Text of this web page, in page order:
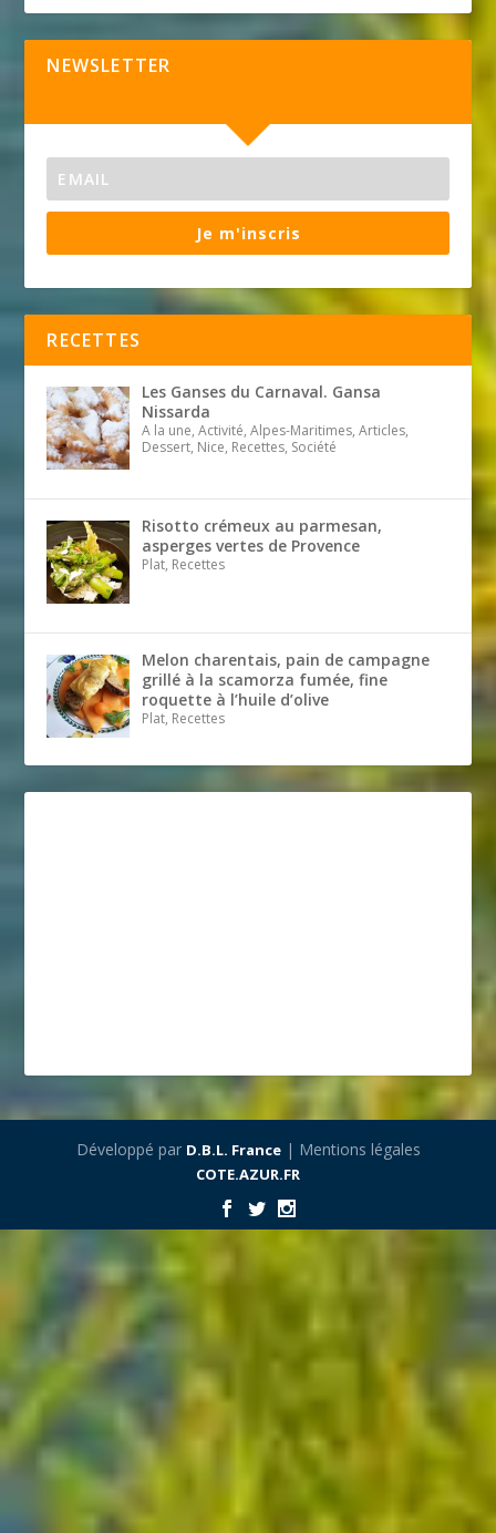
NEWSLETTER
Je m'inscris
RECETTES
Les Ganses du Carnaval. Gansa
Nissarda
A la une, Activité, Alpes-Maritimes, Articles,
Dessert, Nice, Recettes, Société
Risotto crémeux au parmesan,
asperges vertes de Provence
Plat, Recettes
Melon charentais, pain de campagne
grillé à la scamorza fumée, fine
roquette à l’huile d’olive
Plat, Recettes
Développé par D.B.L. France| Mentions légales
COTE.AZUR.FR